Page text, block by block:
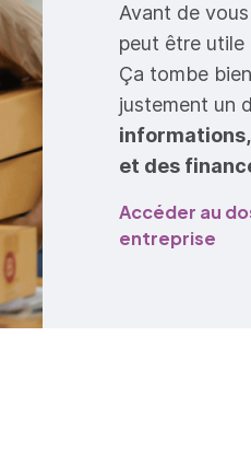
Avant de
peut être utile
Ça tombe
justement un
et des
Accéder au
entreprise